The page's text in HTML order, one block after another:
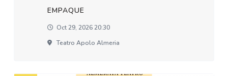
EMPAQUE
Oct 29, 2026 20:30
Teatro Apolo Almeria